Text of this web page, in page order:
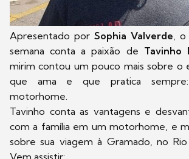
Apresentado por Sophia Valverde, o
semana conta a paixão de Tavinho
mirim contou um pouco mais sobre o
que ama e que pratica
motorhome.
Tavinho conta as vantagens e
com a família em um motorhome, e
sobre sua viagem à Gramado, no
Vem assistir: